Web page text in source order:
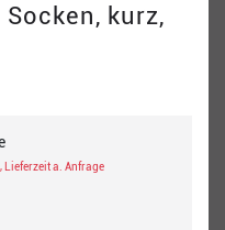
kurz,
Lieferzeit a. Anfrage